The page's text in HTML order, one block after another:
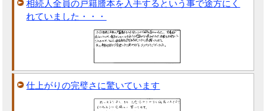
相続人全員の戸籍謄本を入手するという事で途方にく
れていました・・・
仕上がりの完璧さに驚いています